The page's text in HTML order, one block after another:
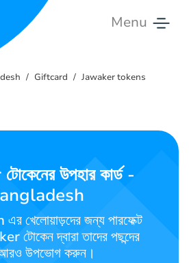
Menu
Giftcard Jawaker tokens
উপহার কার্ড -
খেলোয়াড়দের জন্য পারফেক্ট
টোকেন দ্বারা তাদের পছন্দের
উপভোগ করুন।